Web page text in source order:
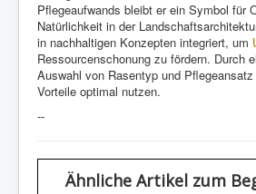
Pflegeaufwands bleibt er ein Symbol für
Natürlichkeit in der
in nachhaltigen Konzepten integriert, um
Ressourcenschonung zu fördern. Durch
Auswahl von Rasentyp und
Vorteile optimal nutzen.
--
Ähnliche Artikel zum